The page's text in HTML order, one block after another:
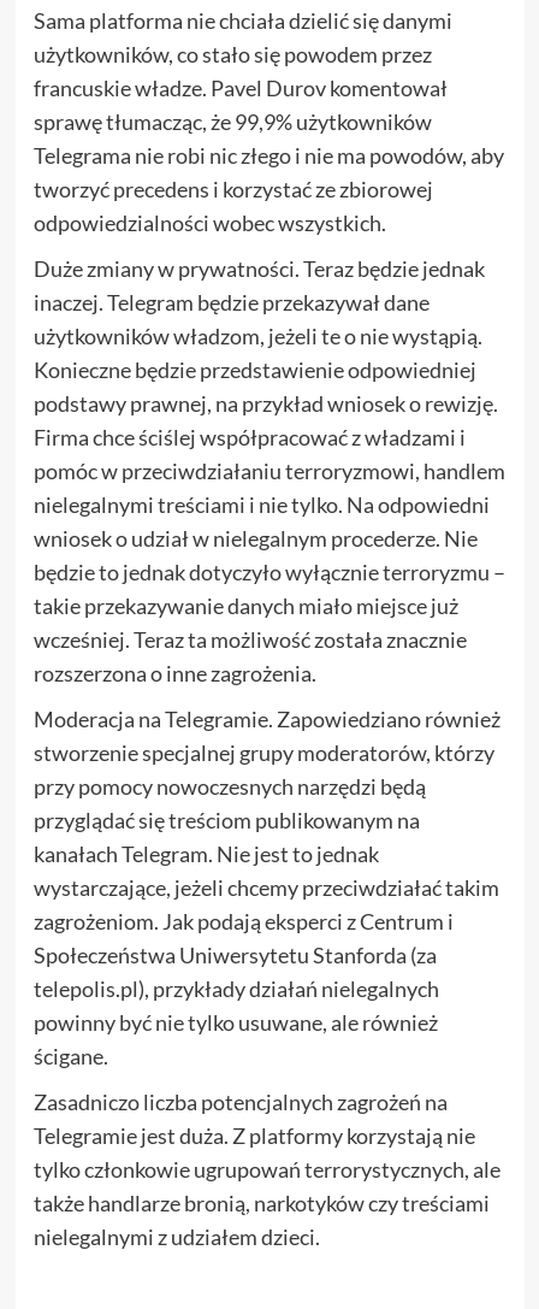
Sama platforma nie chciała dzielić się danymi
użytkowników, co stało się powodem przez
francuskie władze. Pavel Durov komentował
sprawę tłumacząc, że 99,9% użytkowników
Telegrama nie robi nic złego i nie ma powodów, aby
tworzyć precedens i korzystać ze zbiorowej
odpowiedzialności wobec wszystkich.
Duże zmiany w prywatności. Teraz będzie jednak
inaczej. Telegram będzie przekazywał dane
użytkowników władzom, jeżeli te o nie wystąpią.
Konieczne będzie przedstawienie odpowiedniej
podstawy prawnej, na przykład wniosek o rewizję.
Firma chce ściślej współpracować z władzami i
pomóc w przeciwdziałaniu terroryzmowi, handlem
nielegalnymi treściami i nie tylko. Na odpowiedni
wniosek o udział w nielegalnym procederze. Nie
będzie to jednak dotyczyło wyłącznie terroryzmu –
takie przekazywanie danych miało miejsce już
wcześniej. Teraz ta możliwość została znacznie
rozszerzona o inne zagrożenia.
Moderacja na Telegramie. Zapowiedziano również
stworzenie specjalnej grupy moderatorów, którzy
przy pomocy nowoczesnych narzędzi będą
przyglądać się treściom publikowanym na
kanałach Telegram. Nie jest to jednak
wystarczające, jeżeli chcemy przeciwdziałać takim
zagrożeniom. Jak podają eksperci z Centrum i
Społeczeństwa Uniwersytetu Stanforda (za
telepolis.pl), przykłady działań nielegalnych
powinny być nie tylko usuwane, ale również
ścigane.
Zasadniczo liczba potencjalnych zagrożeń na
Telegramie jest duża. Z platformy korzystają nie
tylko członkowie ugrupowań terrorystycznych, ale
także handlarze bronią, narkotyków czy treściami
nielegalnymi z udziałem dzieci.